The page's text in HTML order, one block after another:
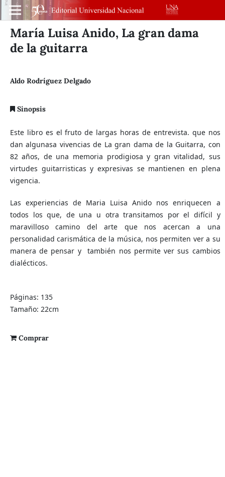
María Luisa Anido, La gran dama
de la guitarra
Aldo Rodríguez Delgado
Sinopsis
Este libro es el fruto de largas horas de entrevista. que nos
dan algunasa vivencias de La gran dama de la Guitarra, con
82 años, de una memoria prodigiosa y gran vitalidad, sus
virtudes guitarristicas y expresivas se mantienen en plena
vigencia.
Las experiencias de Maria Luisa Anido nos enriquecen a
todos los que, de una u otra transitamos por el difícil y
maravilloso camino del arte que nos acercan a una
personalidad carismática de la música, nos permiten ver a su
manera de pensar y también nos permite ver sus cambios
dialécticos.
Páginas: 135
Tamaño: 22cm
Comprar